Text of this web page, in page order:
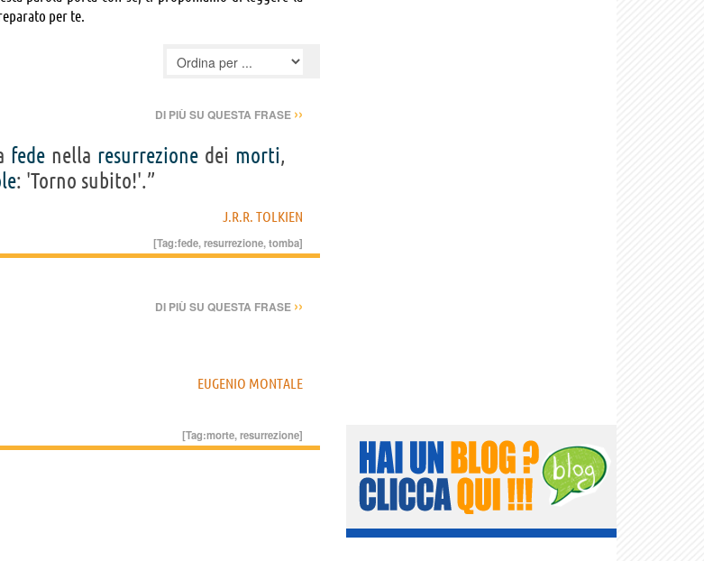
per te.
DI PIÙ SU QUESTA FRASE ››
fedenella resurrezionedei morti,
: 'Torno subito!'.”
J.R.R. TOLKIEN
[Tag:fede,resurrezione,tomba]
DI PIÙ SU QUESTA FRASE ››
EUGENIO MONTALE
[Tag:morte,resurrezione]